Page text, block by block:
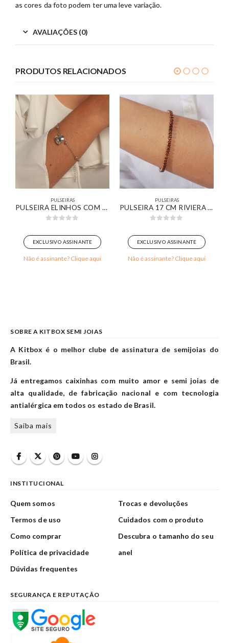
as cores da foto podem ter uma leve variação.
AVALIAÇÕES (0)
PRODUTOS RELACIONADOS
PULSEIRAS
PULSEIRA ELINHOS COM BOLINHAS ESPAÇADAS PINGENTE DE CORAÇÃO LISO BANHADO EM OURO BRANCO
EXCLUSIVO ASSINANTE
Não é assinante? Clique aqui
PULSEIRAS
PULSEIRA 17 CM RIVIERA ZIRCÔNIA MARROM BANHADO EM OURO 18K
EXCLUSIVO ASSINANTE
Não é assinante? Clique aqui
SOBRE A KITBOX SEMI JOIAS
A Kitbox é o melhor clube de assinatura de semijoias do
Brasil.
Já entregamos caixinhas com muito amor e semi joias de
alta qualidade, de fabricação nacional e com tecnologia
antialérgica em todos os estado de Brasil.
Saiba mais
INSTITUCIONAL
Quem somos
Termos de uso
Como comprar
Política de privacidade
Dúvidas frequentes
Trocas e devoluções
Cuidados com o produto
Descubra o tamanho do seu
anel
SEGURANÇA E REPUTAÇÃO